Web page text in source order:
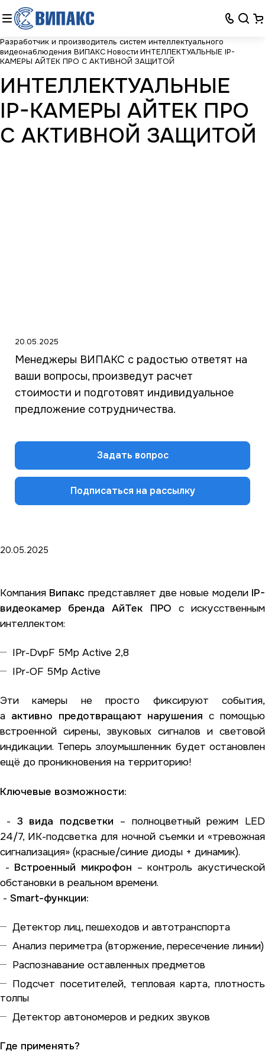
Разработчик и производитель систем интеллектуального
видеонаблюдения ВИПАКСНовости ИНТЕЛЛЕКТУАЛЬНЫЕ IP-
КАМЕРЫ АЙТЕК ПРО С АКТИВНОЙ ЗАЩИТОЙ
ИНТЕЛЛЕКТУАЛЬНЫЕ
IP-КАМЕРЫ АЙТЕК ПРО
С АКТИВНОЙ ЗАЩИТОЙ
20.05.2025
Менеджеры ВИПАКС с радостью ответят на
ваши вопросы, произведут расчет
стоимости и подготовят индивидуальное
предложение сотрудничества.
Задать вопрос
Подписаться на рассылку
20.05.2025
Компания Випакс представляет две новые модели IP-
видеокамер бренда АйТек ПРО с искусственным
интеллектом:
IPr-DvpF 5Mp Active 2,8
IPr-OF 5Mp Active
Эти камеры не просто фиксируют события,
а активно предотвращают нарушения с помощью
встроенной сирены, звуковых сигналов и световой
индикации. Теперь злоумышленник будет остановлен
ещё до проникновения на территорию!
Ключевые возможности:
- 3 вида подсветки – полноцветный режим LED
24/7, ИК-подсветка для ночной съемки и «тревожная
сигнализация» (красные/синие диоды + динамик).
- Встроенный микрофон – контроль акустической
обстановки в реальном времени.
- Smart-функции:
Детектор лиц, пешеходов и автотранспорта
Анализ периметра (вторжение, пересечение линии)
Распознавание оставленных предметов
Подсчет посетителей, тепловая карта, плотность
толпы
Детектор автономеров и редких звуков
Где применять?